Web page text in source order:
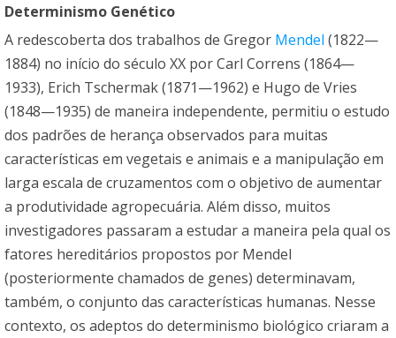
Determinismo Genético
A redescoberta dos trabalhos de Gregor Mendel (1822—
1884) no início do século XX por Carl Correns (1864—
1933), Erich Tschermak (1871—1962) e Hugo de Vries
(1848—1935) de maneira independente, permitiu o estudo
dos padrões de herança observados para muitas
características em vegetais e animais e a manipulação em
larga escala de cruzamentos com o objetivo de aumentar
a produtividade agropecuária. Além disso, muitos
investigadores passaram a estudar a maneira pela qual os
fatores hereditários propostos por Mendel
(posteriormente chamados de genes) determinavam,
também, o conjunto das características humanas. Nesse
contexto, os adeptos do determinismo biológico criaram a